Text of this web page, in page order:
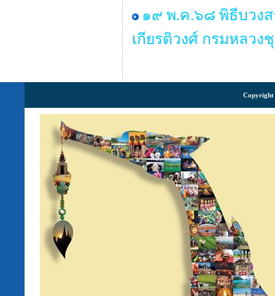
๑๙ พ.ค.๖๘ พิธีบวงส
เกียรติวงศ์ กรมหลว
Copyright